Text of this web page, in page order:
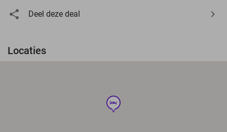
Deel deze deal
Locaties
hotel